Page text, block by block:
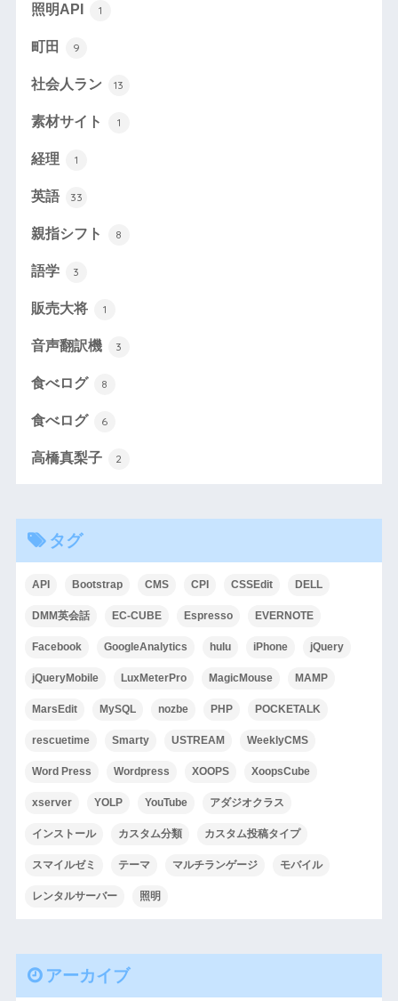
照明API 1
町田 9
社会人ラン 13
素材サイト 1
経理 1
英語 33
親指シフト 8
語学 3
販売大将 1
音声翻訳機 3
食べログ 8
食べログ 6
高橋真梨子 2
タグ
API Bootstrap CMS CPI CSSEdit DELL
DMM英会話 EC-CUBE Espresso EVERNOTE
Facebook GoogleAnalytics hulu iPhone jQuery
jQueryMobile LuxMeterPro MagicMouse MAMP
MarsEdit MySQL nozbe PHP POCKETALK
rescuetime Smarty USTREAM WeeklyCMS
Word Press Wordpress XOOPS XoopsCube
xserver YOLP YouTube アダジオクラス
インストール カスタム分類 カスタム投稿タイプ
スマイルゼミ テーマ マルチランゲージ モバイル
レンタルサーバー 照明
アーカイブ